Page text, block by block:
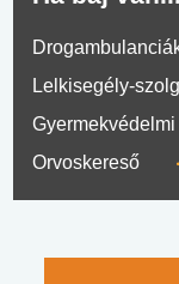
Lelkisegély-
Orvoskereső